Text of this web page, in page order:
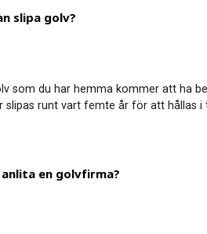
slipa golv?
som du har hemma kommer att ha
slipas runt vart femte år för att hållas
en golvfirma?